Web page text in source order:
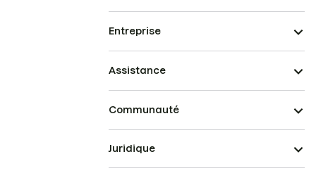
Entreprise
Assistance
Communauté
Juridique